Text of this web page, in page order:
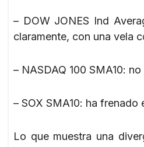
– DOW JONES Ind
claramente, con una vela
– NASDAQ 100 SMA10:
– SOX SMA10: ha frenado
Lo que muestra una